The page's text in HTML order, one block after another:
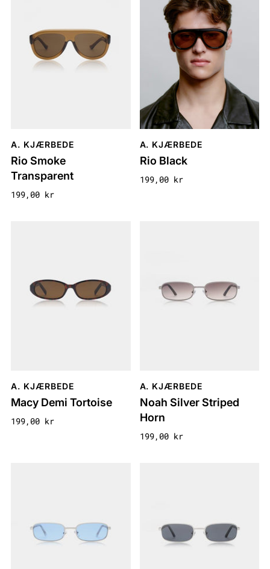
A. KJÆRBEDE
Rio Smoke
Transparent
199,00 kr
A. KJÆRBEDE
Rio Black
199,00 kr
A. KJÆRBEDE
Macy Demi Tortoise
199,00 kr
A. KJÆRBEDE
Noah Silver Striped
Horn
199,00 kr